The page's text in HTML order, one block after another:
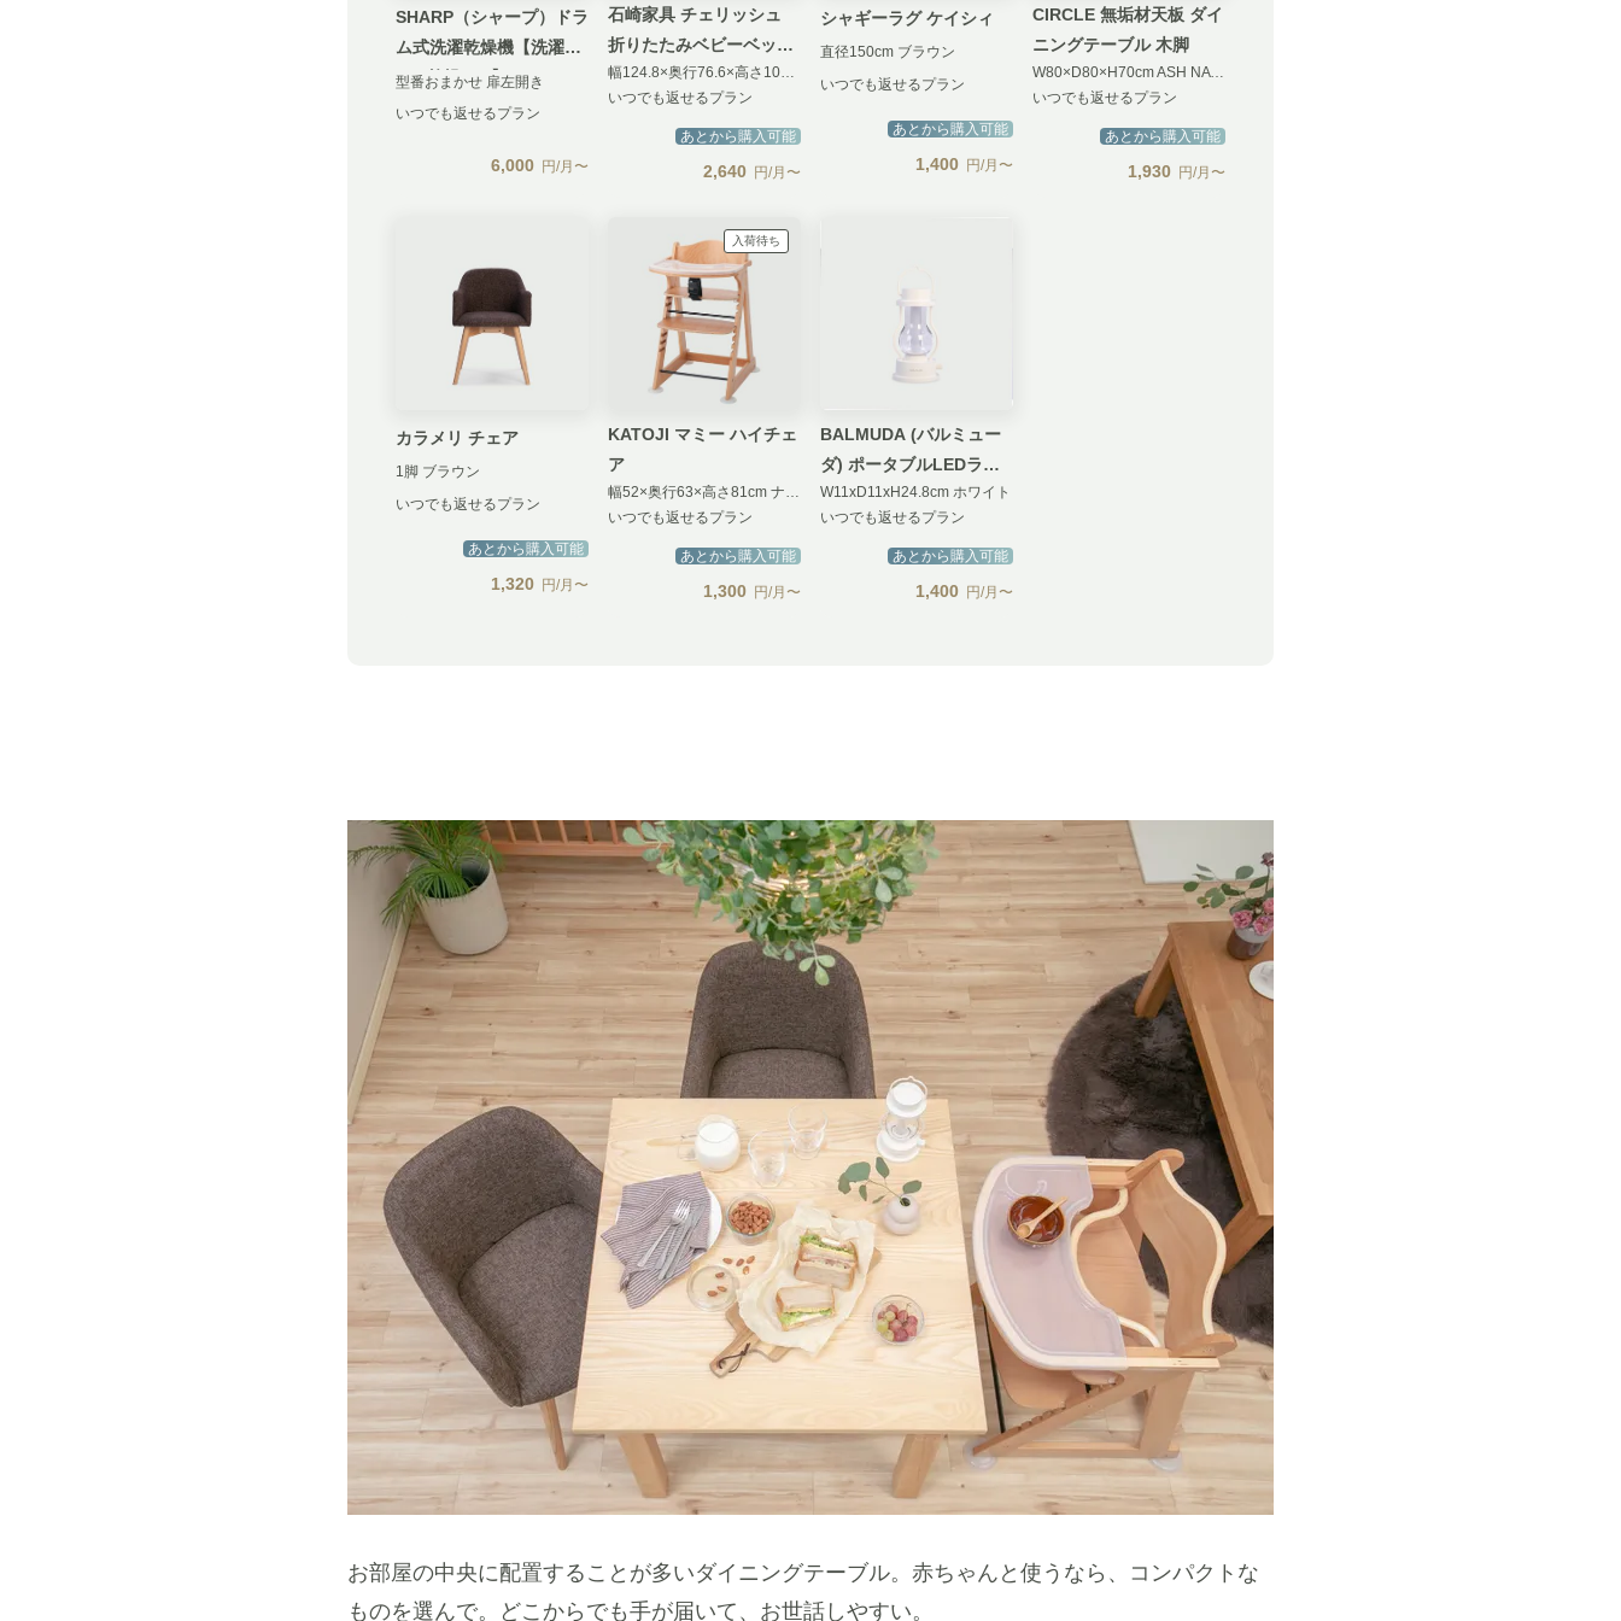
SHARP（シャープ）ドラ
ム式洗濯乾燥機【洗濯10
㎏ / 乾燥6kg】
型番おまかせ 扉左開き
いつでも返せるプラン
6,000 円/月〜
石崎家具 チェリッシュ
折りたたみベビーベッド
レギュラーサイズ
幅124.8×奥行76.6×高さ103cm ナチュラル
いつでも返せるプラン
あとから購入可能
2,640 円/月〜
シャギーラグ ケイシィ
直径150cm ブラウン
いつでも返せるプラン
あとから購入可能
1,400 円/月〜
CIRCLE 無垢材天板 ダイ
ニングテーブル 木脚
W80×D80×H70cm ASH NA STRAIGHT WOOD
いつでも返せるプラン
あとから購入可能
1,930 円/月〜
カラメリ チェア
1脚 ブラウン
いつでも返せるプラン
あとから購入可能
1,320 円/月〜
入荷待ち
KATOJI マミー ハイチェ
ア
幅52×奥行63×高さ81cm ナチュラル
いつでも返せるプラン
あとから購入可能
1,300 円/月〜
BALMUDA (バルミュー
ダ) ポータブルLEDラン
タン
W11xD11xH24.8cm ホワイト
いつでも返せるプラン
あとから購入可能
1,400 円/月〜
お部屋の中央に配置することが多いダイニングテーブル。赤ちゃんと使うなら、コンパクトな
ものを選んで。どこからでも手が届いて、お世話しやすい。